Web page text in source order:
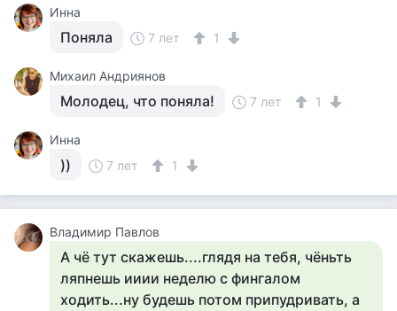
Инна
Поняла 7 лет 1
Михаил Андриянов
Молодец, что поняла! 7 лет 1
Инна
)) 7 лет 1
Владимир Павлов
А чё тут скажешь....глядя на тебя, чёньть
ляпнешь ииии неделю с фингалом
ходить...ну будешь потом припудривать, а